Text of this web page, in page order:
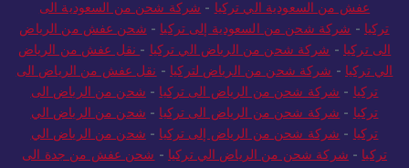
عفش من السعودية الي تركيا-شركة شحن من السعودية الى
تركيا -شركة شحن من السعودية إلى تركيا-شحن عفش من الرياض
الى تركيا -شركة شحن من الرياض الي تركيا-نقل عفش من الرياض
الي تركيا-شركة شحن من الرياض لتركيا-نقل عفش من الرياض الى
تركيا-شركة شحن من الرياض الى تركيا-شحن من الرياض الى
تركيا-شركة شحن من الرياض الى تركيا-شحن من الرياض الي
تركيا-شركة شحن من الرياض إلى تركيا-شحن من الرياض الي
تركيا-شركة شحن من الرياض الي تركيا -شحن عفش من جدة الى